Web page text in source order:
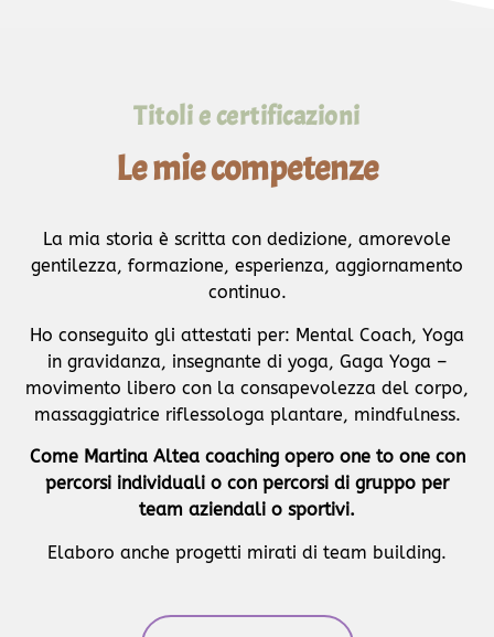
Titoli e certificazioni
Le mie competenze
La mia storia è scritta con dedizione, amorevole
gentilezza, formazione, esperienza, aggiornamento
continuo.
Ho conseguito gli attestati per: Mental Coach, Yoga
in gravidanza, insegnante di yoga, Gaga Yoga –
movimento libero con la consapevolezza del corpo,
massaggiatrice riflessologa plantare, mindfulness.
Come Martina Altea coaching opero one to one con
percorsi individuali o con percorsi di gruppo per
team aziendali o sportivi.
Elaboro anche progetti mirati di team building.